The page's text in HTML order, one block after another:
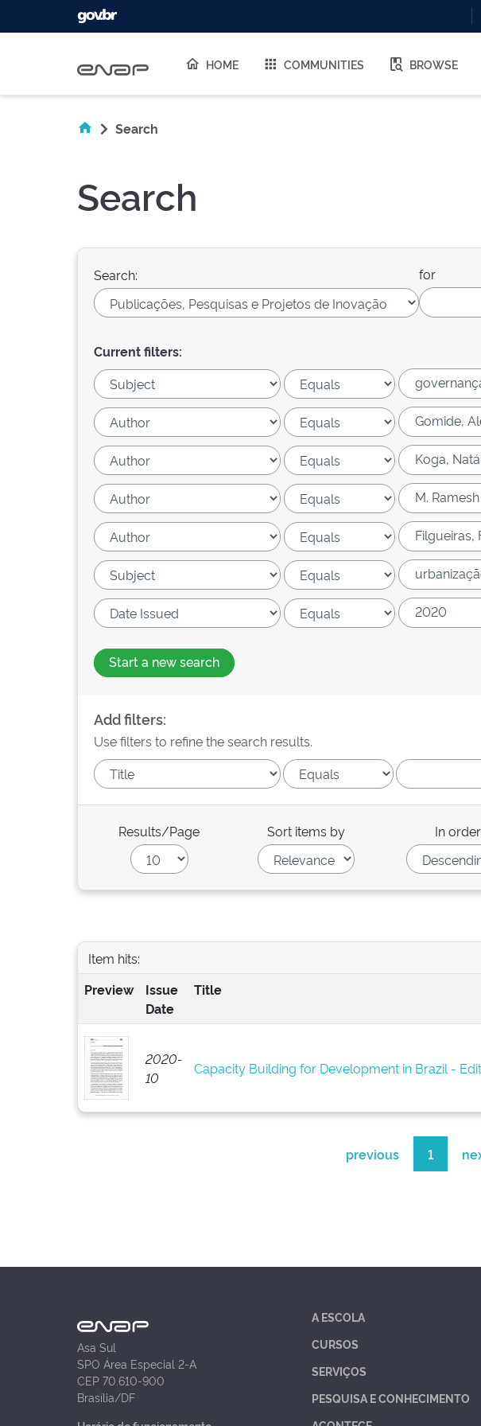
HOME COMMUNITIES BROWSE
Search
Search
Search: for
Current filters:
Start a new search
Add filters:
Use filters to refine the search results.
Results/Page Sort items by In order
Item hits:
Preview
Issue
Date
Title
2020-
10
Capacity Building for Development in Brazil -
previous 1
Asa Sul
SPO Área Especial 2-A
CEP 70.610-900
Brasília/DF
A ESCOLA
CURSOS
SERVIÇOS
PESQUISA E CONHECIMENTO